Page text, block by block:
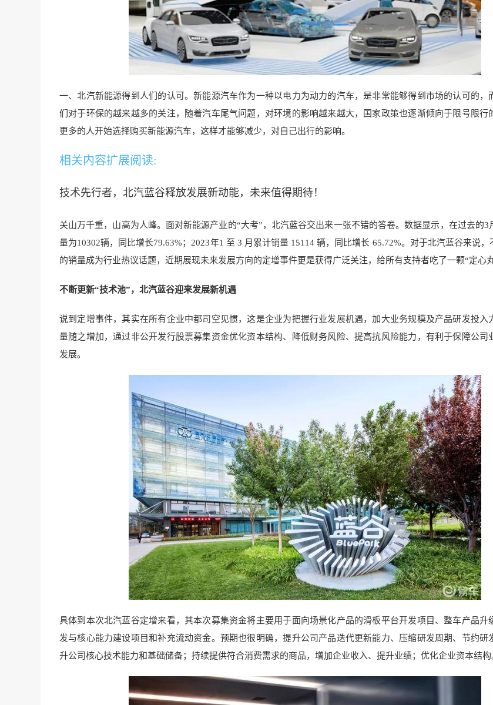
一、北汽新能源得到人们的认可。新能源汽车作为一种以电力为动力的汽车，是非常能够得到市场的认可的，
们对于环保的越来越多的关注，随着汽车尾气问题，对环境的影响越来越大，国家政策也逐渐倾向于限号限行
更多的人开始选择购买新能源汽车，这样才能够减少，对自己出行的影响。
相关内容扩展阅读:
技术先行者，北汽蓝谷释放发展新动能，未来值得期待！
关山万千重，山高为人峰。面对新能源产业的“大考”，北汽蓝谷交出来一张不错的答卷。数据显示，在过去的3
量为10302辆，同比增长79.63%；2023年1 至 3 月累计销量 15114 辆，同比增长 65.72%。对于北汽蓝谷来说，
的销量成为行业热议话题，近期展现未来发展方向的定增事件更是获得广泛关注，给所有支持者吃了一颗“定心丸
不断更新“技术池”，北汽蓝谷迎来发展新机遇
说到定增事件，其实在所有企业中都司空见惯，这是企业为把握行业发展机遇，加大业务规模及产品研发投入
量随之增加，通过非公开发行股票募集资金优化资本结构、降低财务风险、提高抗风险能力，有利于保障公司
发展。
具体到本次北汽蓝谷定增来看，其本次募集资金将主要用于面向场景化产品的滑板平台开发项目、整车产品升
发与核心能力建设项目和补充流动资金。预期也很明确，提升公司产品迭代更新能力、压缩研发周期、节约研
升公司核心技术能力和基础储备；持续提供符合消费需求的商品，增加企业收入、提升业绩；优化企业资本结构